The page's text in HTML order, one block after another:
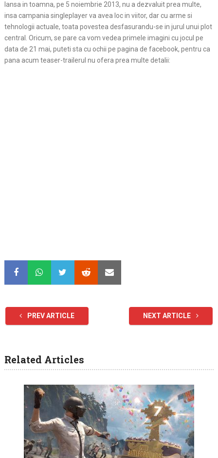
lansa in toamna, pe 5 noiembrie 2013, nu a dezvaluit prea multe,
insa campania singleplayer va avea loc in viitor, dar cu arme si
tehnologii actuale, toata povestea desfasurandu-se in jurul unui plot
central. Oricum, se pare ca vom vedea primele imagini cu jocul pe
data de 21 mai, puteti sta cu ochii pe pagina de facebook, pentru ca
pana acum teaser-trailerul nu ofera prea multe detalii:
PREV ARTICLE NEXT ARTICLE
Related Articles